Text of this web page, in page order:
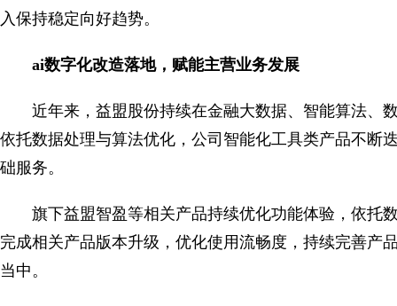
入保持稳定向好趋势。
ai数字化改造落地，赋能主营业务发展
近年来，益盟股份持续在金融大数据、智能算法、
依托数据处理与算法优化，公司智能化工具类产品不断
础服务。
旗下益盟智盈等相关产品持续优化功能体验，依托
完成相关产品版本升级，优化使用流畅度，持续完善产
当中。